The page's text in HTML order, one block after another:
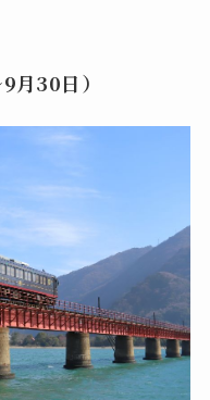
月30日）